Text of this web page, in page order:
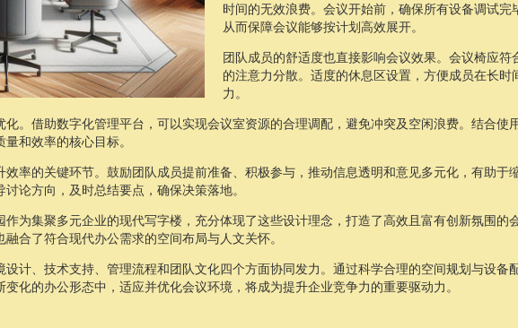
时间的无效浪费。会议开始前，确保所有设备调试
从而保障会议能够按计划高效展开。
团队成员的舒适度也直接影响会议效果。会议椅应
的注意力分散。适度的休息区设置，方便成员在长
力。
。借助数字化管理平台，可以实现会议室资源的合理调配，避免冲突及空闲浪费。结合
和效率的核心目标。
效率的关键环节。鼓励团队成员提前准备、积极参与，推动信息透明和意见多元化，有助
论方向，及时总结要点，确保决策落地。
为集聚多元企业的现代写字楼，充分体现了这些设计理念，打造了高效且富有创新氛围
合了符合现代办公需求的空间布局与人文关怀。
计、技术支持、管理流程和团队文化四个方面协同发力。通过科学合理的空间规划与设
化的办公形态中，适应并优化会议环境，将成为提升企业竞争力的重要驱动力。